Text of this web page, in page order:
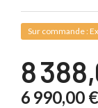
Sur commande :
8
6 990,00 €